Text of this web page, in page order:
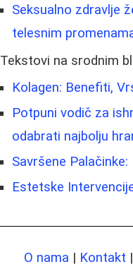
Seksualno zdravlje
telesnim
Tekstovi na srodnim
Kolagen: Benefiti,
Potpuni vodič za
odabrati najbolju
Savršene
Estetske
O nama | Kontakt |